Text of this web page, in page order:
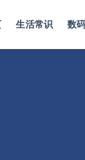
生活常识 数